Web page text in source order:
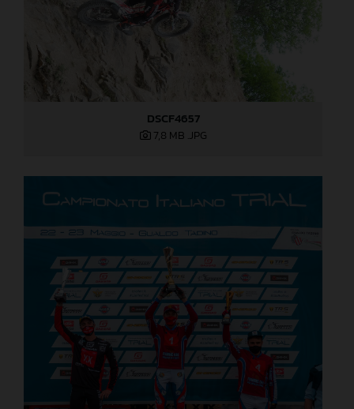
DSCF4657
7,8 MB .JPG